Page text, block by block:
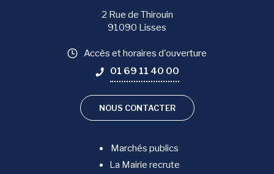
2 Rue de Thirouin
91090 Lisses
Accès et horaires d'ouverture
01 69 11 40 00
NOUS CONTACTER
Marchés publics
La Mairie recrute